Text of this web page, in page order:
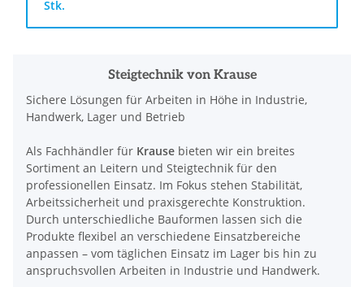
Stk.
Steigtechnik von Krause
Sichere Lösungen für Arbeiten in Höhe in Industrie,
Handwerk, Lager und Betrieb
Als Fachhändler für Krause bieten wir ein breites
Sortiment an Leitern und Steigtechnik für den
professionellen Einsatz. Im Fokus stehen Stabilität,
Arbeitssicherheit und praxisgerechte Konstruktion.
Durch unterschiedliche Bauformen lassen sich die
Produkte flexibel an verschiedene Einsatzbereiche
anpassen – vom täglichen Einsatz im Lager bis hin zu
anspruchsvollen Arbeiten in Industrie und Handwerk.